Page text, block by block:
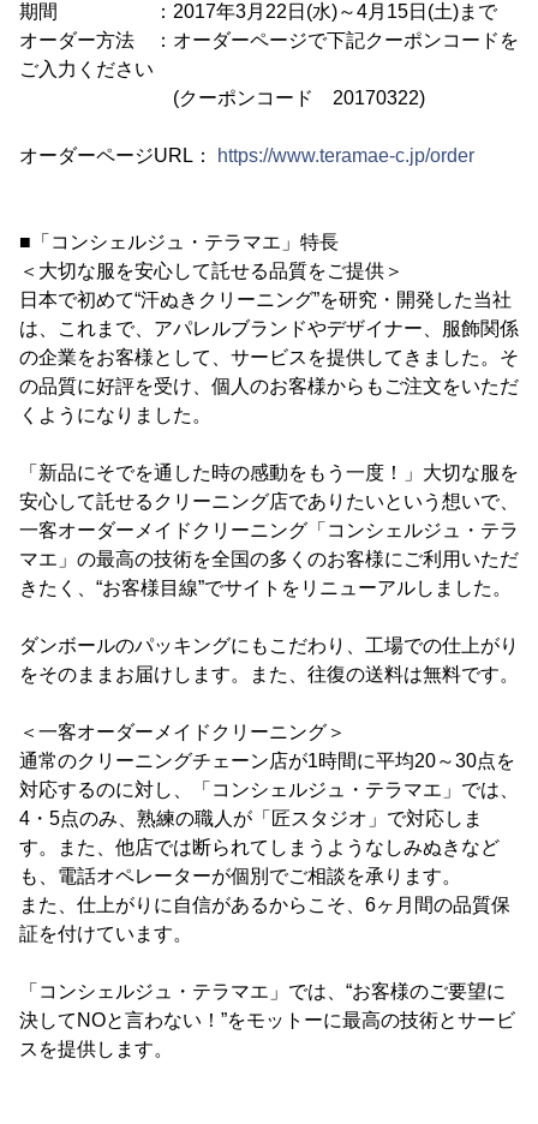
期間 ：2017年3月22日(水)～4月15日(土)まで
オーダー方法 ：オーダーページで下記クーポンコードを
ご入力ください
(クーポンコード 20170322)
オーダーページURL： https://www.teramae-c.jp/order
■「コンシェルジュ・テラマエ」特長
＜大切な服を安心して託せる品質をご提供＞
日本で初めて“汗ぬきクリーニング”を研究・開発した当社
は、これまで、アパレルブランドやデザイナー、服飾関係
の企業をお客様として、サービスを提供してきました。そ
の品質に好評を受け、個人のお客様からもご注文をいただ
くようになりました。
「新品にそでを通した時の感動をもう一度！」大切な服を
安心して託せるクリーニング店でありたいという想いで、
一客オーダーメイドクリーニング「コンシェルジュ・テラ
マエ」の最高の技術を全国の多くのお客様にご利用いただ
きたく、“お客様目線”でサイトをリニューアルしました。
ダンボールのパッキングにもこだわり、工場での仕上がり
をそのままお届けします。また、往復の送料は無料です。
＜一客オーダーメイドクリーニング＞
通常のクリーニングチェーン店が1時間に平均20～30点を
対応するのに対し、「コンシェルジュ・テラマエ」では、
4・5点のみ、熟練の職人が「匠スタジオ」で対応しま
す。また、他店では断られてしまうようなしみぬきなど
も、電話オペレーターが個別でご相談を承ります。
また、仕上がりに自信があるからこそ、6ヶ月間の品質保
証を付けています。
「コンシェルジュ・テラマエ」では、“お客様のご要望に
決してNOと言わない！”をモットーに最高の技術とサービ
スを提供します。